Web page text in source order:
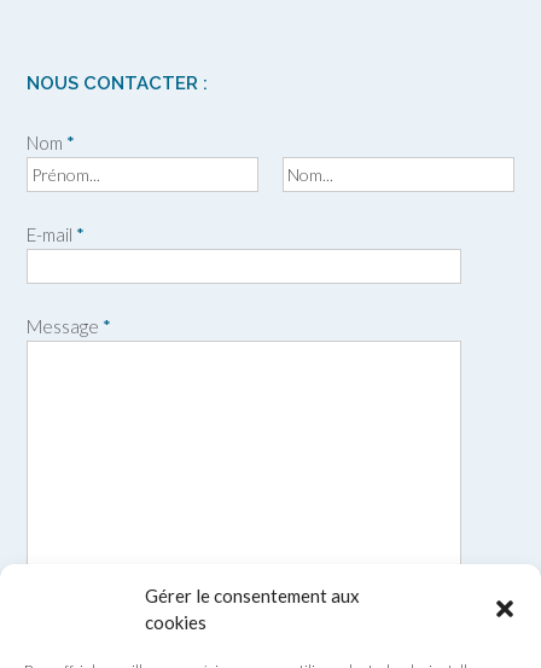
Gérer le consentement aux
cookies
NOUS CONTACTER :
Nom *
é
E-mail *
Message *